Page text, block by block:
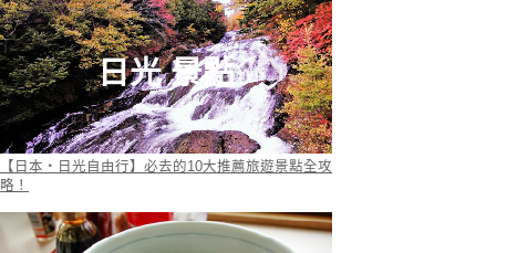
日光 景點
【日本・日光自由行】必去的10大推薦旅遊景點全攻
略！